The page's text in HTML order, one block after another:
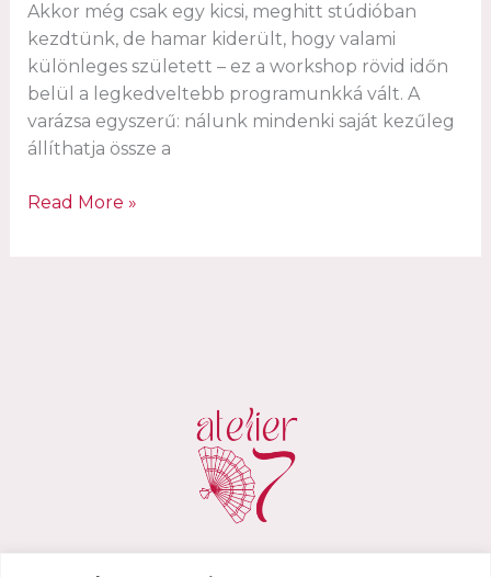
Akkor még csak egy kicsi, meghitt stúdióban
kezdtünk, de hamar kiderült, hogy valami
különleges született – ez a workshop rövid időn
belül a legkedveltebb programunkká vált. A
varázsa egyszerű: nálunk mindenki saját kezűleg
állíthatja össze a
The
D7
Read More »